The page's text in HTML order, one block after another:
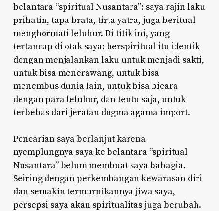
belantara “spiritual Nusantara”: saya rajin laku
prihatin, tapa brata, tirta yatra, juga beritual
menghormati leluhur. Di titik ini, yang
tertancap di otak saya: berspiritual itu identik
dengan menjalankan laku untuk menjadi sakti,
untuk bisa menerawang, untuk bisa
menembus dunia lain, untuk bisa bicara
dengan para leluhur, dan tentu saja, untuk
terbebas dari jeratan dogma agama import.
Pencarian saya berlanjut karena
nyemplungnya saya ke belantara “spiritual
Nusantara” belum membuat saya bahagia.
Seiring dengan perkembangan kewarasan diri
dan semakin termurnikannya jiwa saya,
persepsi saya akan spiritualitas juga berubah.